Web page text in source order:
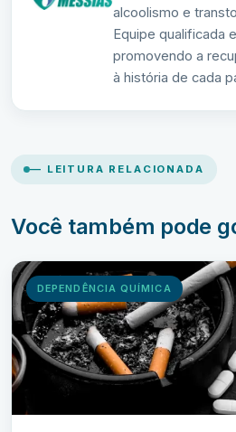
alcoolismo e
Equipe qualificada
promovendo a
à história de cada
— LEITURA RELACIONADA
Você também pode
DEPENDÊNCIA QUÍMICA